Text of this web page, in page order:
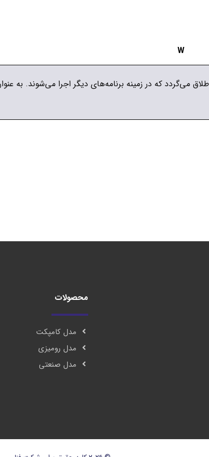
W
مي‌گردد كه در زمينه برنامه‌هاي ديگر اجرا مي‌شوند. به
محصولات
مدل کامپکت
مدل رومیزی
مدل صنعتی